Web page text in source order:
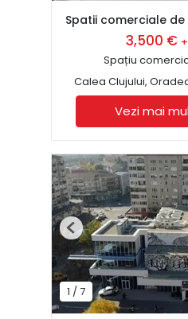
Spatii comerciale
3,500 €
Spațiu
Calea Clujului,
Vezi mai
1 /7
Previous